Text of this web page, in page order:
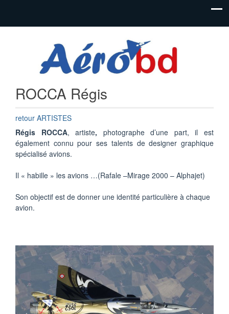
Festival
AéroBD
Istres
dessinées
aéronautiques
ROCCA Régis
retour ARTISTES
Régis ROCCA, artiste, photographe d’une part, il est
également connu pour ses talents de designer graphique
spécialisé avions.
Il « habille » les avions …(Rafale –Mirage 2000 – Alphajet)
Son objectif est de donner une identité particulière à chaque
avion.